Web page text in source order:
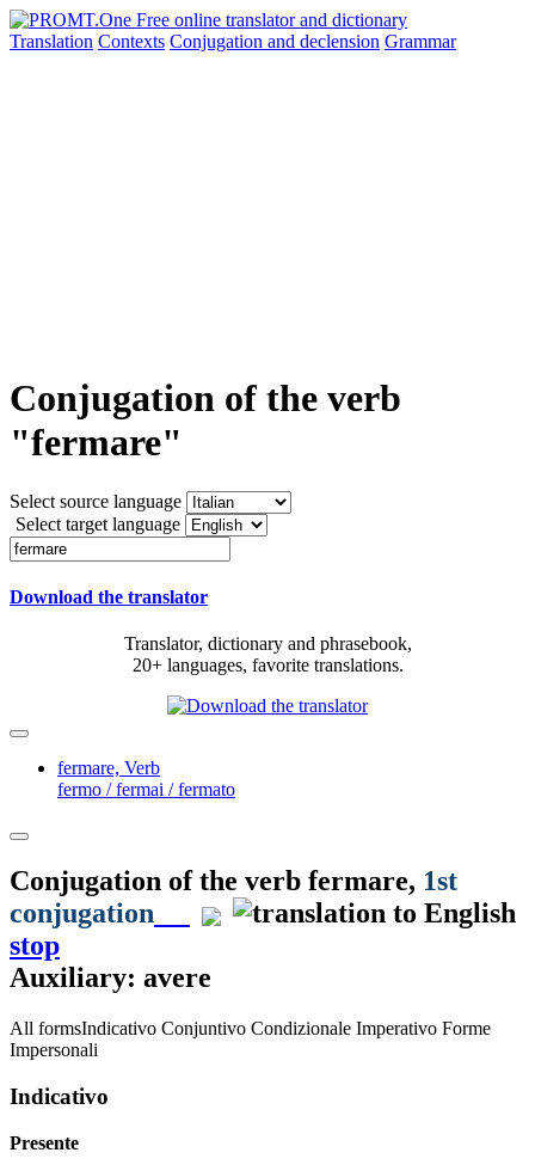
Translation Contexts Conjugation and declension Grammar
Conjugation of the verb
"fermare"
Select source language
Select target language
Download the translator
Translator, dictionary and phrasebook,
20+ languages, favorite translations.
fermare, Verb
fermo / fermai / fermato
Conjugation of the verb fermare, 1st
conjugation
stop
Auxiliary: avere
All formsIndicativo Conjuntivo Condizionale Imperativo Forme
Impersonali
Indicativo
Presente